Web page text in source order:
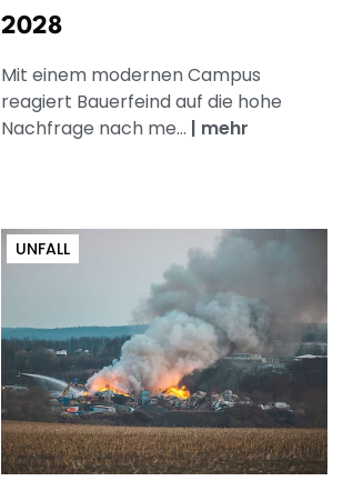
2028
Mit einem modernen Campus
reagiert Bauerfeind auf die hohe
Nachfrage nach me... | mehr
UNFALL